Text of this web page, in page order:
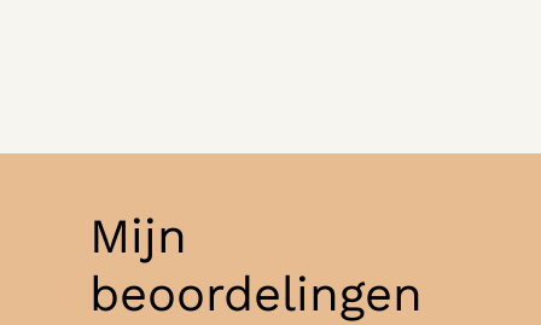
Mijn
beoordelingen